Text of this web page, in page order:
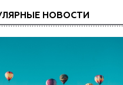
НОВОСТИ